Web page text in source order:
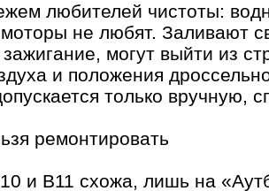
любителей чистоты:
не любят. Заливают
могут выйти из
и положения
только вручную,
ремонтировать
и В11 схожа, лишь на